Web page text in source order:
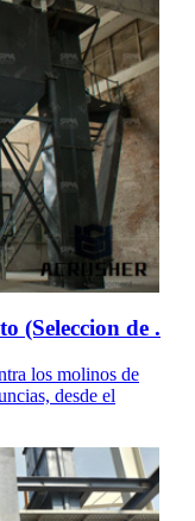
(Seleccion de .
los molinos de
desde el